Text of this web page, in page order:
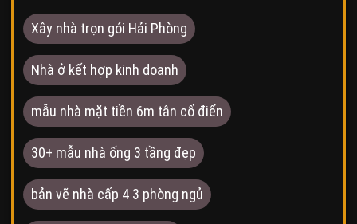
Xây nhà trọn gói Hải Phòng
Nhà ở kết hợp kinh doanh
mẫu nhà mặt tiền 6m tân cổ điển
30+ mẫu nhà ống 3 tầng đẹp
bản vẽ nhà cấp 4 3 phòng ngủ